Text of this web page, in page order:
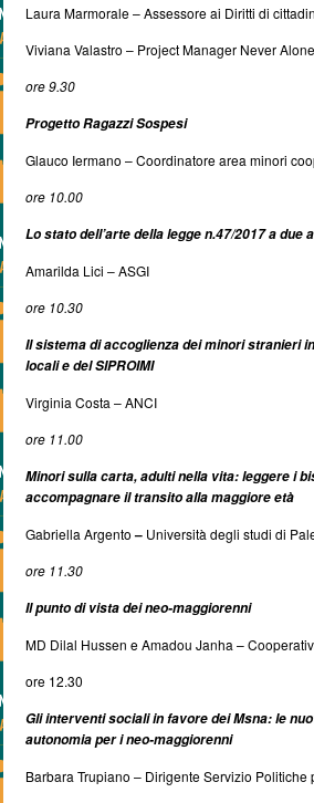
Laura Marmorale – Assessore ai Diritti di
Viviana Valastro – Project Manager Never Alone
ore 9.30
Progetto Ragazzi Sospesi
Glauco Iermano – Coordinatore area minori
ore 10.00
Lo stato dell’arte della legge n.47/2017 a due
Amarilda Lici – ASGI
ore 10.30
Il sistema di accoglienza dei minori stranieri
locali e del SIPROIMI
Virginia Costa – ANCI
ore 11.00
Minori sulla carta, adulti nella vita: leggere i
accompagnare il transito alla maggiore età
Gabriella Argento– Università degli studi di
ore 11.30
Il punto di vista dei neo-maggiorenni
MD Dilal Hussen e Amadou Janha –
ore 12.30
Gli interventi sociali in favore dei Msna: le
autonomia per i neo-maggiorenni
Barbara Trupiano – Dirigente Servizio Politiche